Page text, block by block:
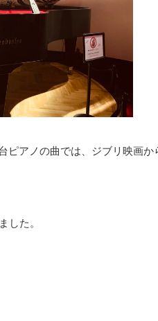
ピアノの曲では、ジブリ映画
した。